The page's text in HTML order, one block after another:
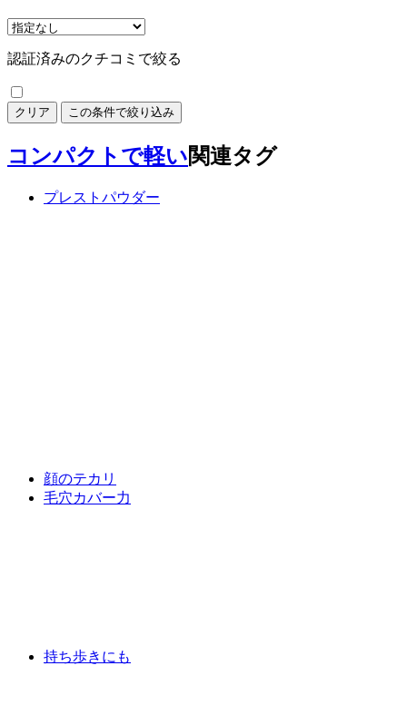
認証済みのクチコミで絞る
クリア この条件で絞り込み
コンパクトで軽い関連タグ
プレストパウダー
顔のテカリ
毛穴カバー力
持ち歩きにも